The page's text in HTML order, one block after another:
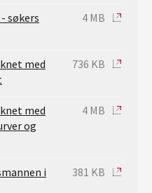
søkers
4 MB
med
736 KB
med
og
4 MB
i
381 KB